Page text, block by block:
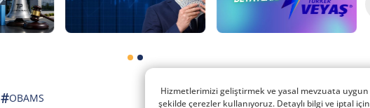
#OBAMS
Hizmetlerimizi geliştirmek ve yasal mevzuata uygun
şekilde çerezler kullanıyoruz. Detaylı bilgi ve iptal için